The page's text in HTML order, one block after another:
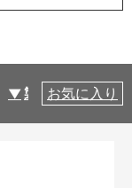
製品仕様
お気に入り